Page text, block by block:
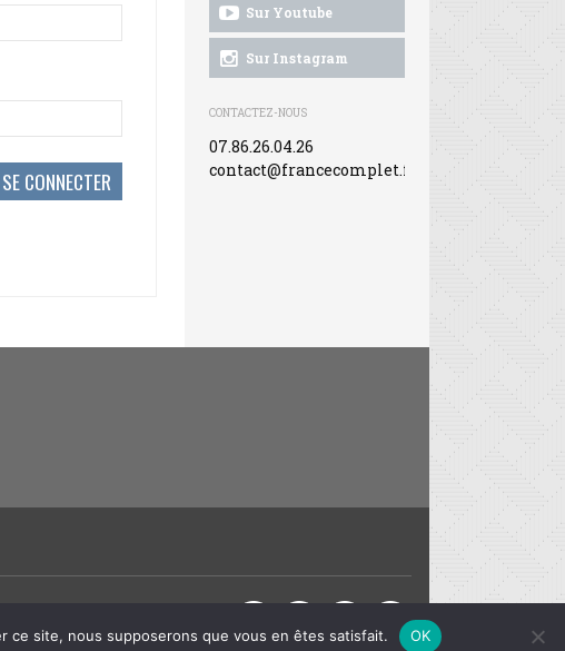
Sur Youtube
Sur Instagram
CONTACTEZ-NOUS
07.86.26.04.26
contact@francecomplet.fr
ce site, nous supposerons que vous en êtes satisfait. OK